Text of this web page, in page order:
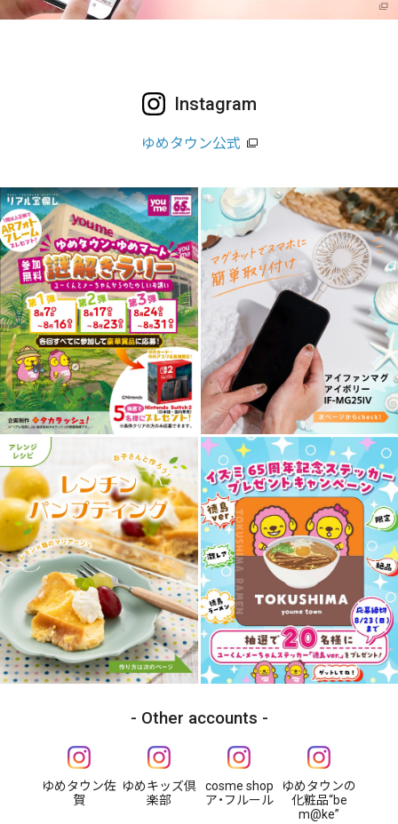
Instagram
ゆめタウン公式
Other accounts
ゆめタウン佐
賀
ゆめキッズ倶
楽部
cosme shop
ア・フルール
ゆめタウンの
化粧品“be
m@ke”